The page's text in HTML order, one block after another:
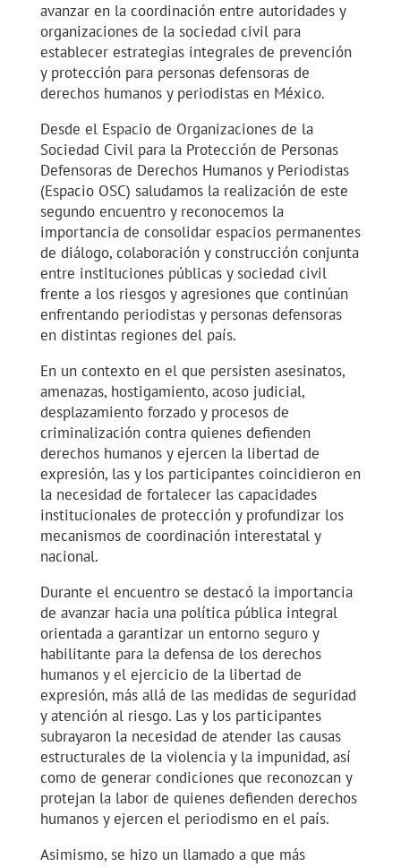
avanzar en la coordinación entre autoridades y
organizaciones de la sociedad civil para
establecer estrategias integrales de prevención
y protección para personas defensoras de
derechos humanos y periodistas en México.
Desde el Espacio de Organizaciones de la
Sociedad Civil para la Protección de Personas
Defensoras de Derechos Humanos y Periodistas
(Espacio OSC) saludamos la realización de este
segundo encuentro y reconocemos la
importancia de consolidar espacios permanentes
de diálogo, colaboración y construcción conjunta
entre instituciones públicas y sociedad civil
frente a los riesgos y agresiones que continúan
enfrentando periodistas y personas defensoras
en distintas regiones del país.
En un contexto en el que persisten asesinatos,
amenazas, hostigamiento, acoso judicial,
desplazamiento forzado y procesos de
criminalización contra quienes defienden
derechos humanos y ejercen la libertad de
expresión, las y los participantes coincidieron en
la necesidad de fortalecer las capacidades
institucionales de protección y profundizar los
mecanismos de coordinación interestatal y
nacional.
Durante el encuentro se destacó la importancia
de avanzar hacia una política pública integral
orientada a garantizar un entorno seguro y
habilitante para la defensa de los derechos
humanos y el ejercicio de la libertad de
expresión, más allá de las medidas de seguridad
y atención al riesgo. Las y los participantes
subrayaron la necesidad de atender las causas
estructurales de la violencia y la impunidad, así
como de generar condiciones que reconozcan y
protejan la labor de quienes defienden derechos
humanos y ejercen el periodismo en el país.
Asimismo, se hizo un llamado a que más